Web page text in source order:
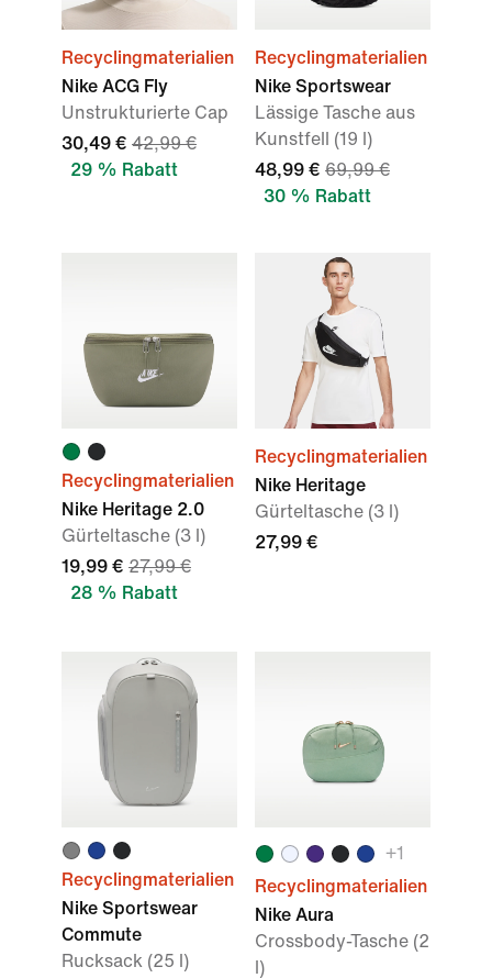
Recyclingmaterialien
Nike ACG Fly
Unstrukturierte Cap
30,49 € 42,99 €
29 % Rabatt
Recyclingmaterialien
Nike Sportswear
Lässige Tasche aus
Kunstfell (19 l)
48,99 € 69,99 €
30 % Rabatt
Recyclingmaterialien
Nike Heritage 2.0
Gürteltasche (3 l)
19,99 € 27,99 €
28 % Rabatt
Recyclingmaterialien
Nike Heritage
Gürteltasche (3 l)
27,99 €
Recyclingmaterialien
Nike Sportswear
Commute
Rucksack (25 l)
+1
Recyclingmaterialien
Nike Aura
Crossbody-Tasche (2
l)